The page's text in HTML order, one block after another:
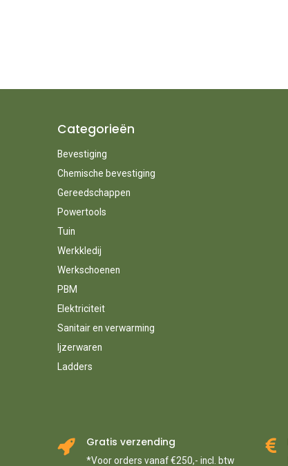
Categorieën
Bevestiging
Chemische bevestiging
Gereedschappen
Powertools
Tuin
Werkkledij
Werkschoenen
PBM
Elektriciteit
Sanitair en verwarming
Ijzerwaren
Ladders
Gratis verzending
*Voor orders vanaf €250,- incl. btw